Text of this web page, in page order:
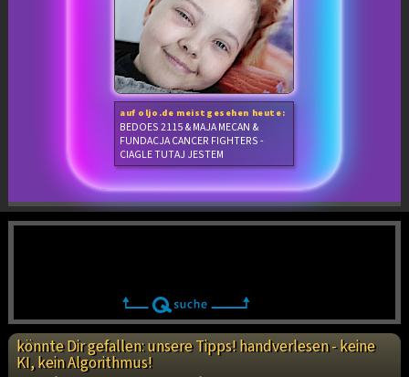
auf oljo.de meistgesehen heute:
BEDOES 2115 & MAJA MECAN &
FUNDACJA CANCER FIGHTERS -
CIAGLE TUTAJ JESTEM
könnte Dir gefallen: unsere Tipps! handverlesen - keine
KI, kein Algorithmus!